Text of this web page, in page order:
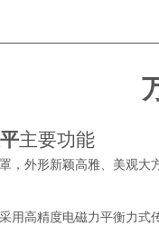
主要功能
，外形新颖高雅、美观大
用高精度电磁力平衡力式